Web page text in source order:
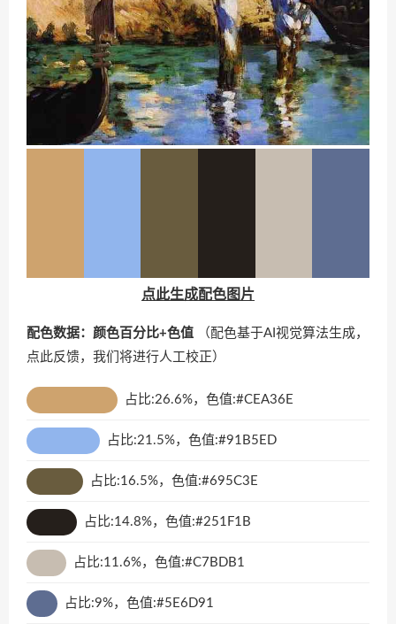
点此生成配色图片
配色数据：颜色百分比+色值 （配色基于AI视觉算法生成，
点此反馈，我们将进行人工校正）
占比:26.6%，色值:#CEA36E
占比:21.5%，色值:#91B5ED
占比:16.5%，色值:#695C3E
占比:14.8%，色值:#251F1B
占比:11.6%，色值:#C7BDB1
占比:9%，色值:#5E6D91